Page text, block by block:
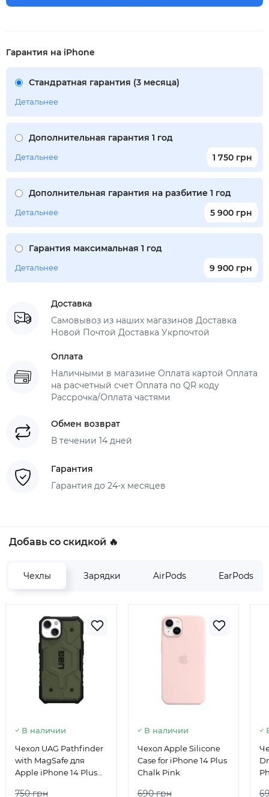
Гарантия на iPhone
Стандратная гарантия (3 месяца)
Детальнее
Дополнительная гарантия 1 год
1 750 грн
Детальнее
Дополнительная гарантия на разбитие 1 год
5 900 грн
Детальнее
Гарантия максимальная 1 год
9 900 грн
Детальнее
Доставка
Самовывоз из наших магазинов Доставка
Новой Почтой Доставка Укрпочтой
Оплата
Наличными в магазине Оплата картой Оплата
на расчетный счет Оплата по QR коду
Рассрочка/Оплата частями
Обмен возврат
В течении 14 дней
Гарантия
Гарантия до 24-х месяцев
Добавь со скидкой 🔥
Чехлы Зарядки AirPods EarPods
В наличии
Чехол UAG Pathfinder
with MagSafe для
Apple iPhone 14 Plus
750 грн
В наличии
Чехол Apple Silicone
Case for iPhone 14 Plus
Chalk Pink
690 грн